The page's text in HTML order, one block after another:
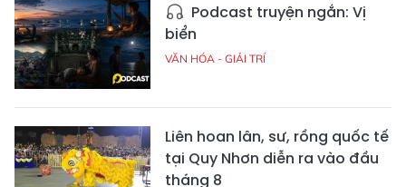
Podcast truyện ngắn: Vị
biển
VĂN HÓA - GIẢI TRÍ
Liên hoan lân, sư, rồng quốc tế
tại Quy Nhơn diễn ra vào đầu
tháng 8